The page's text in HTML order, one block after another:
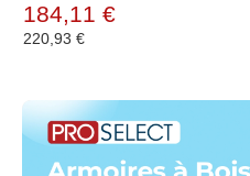
184,11 €
220,93 €